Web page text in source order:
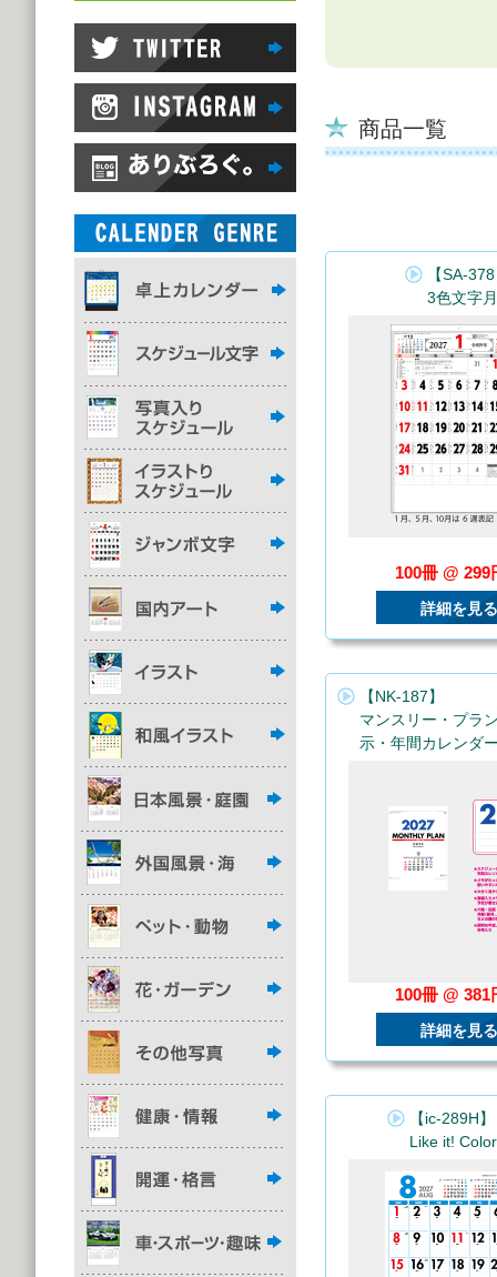
商品一覧
【SA-
3色文字
100冊 @ 299
詳細を見る
【NK-187】
マンスリー・プラ
示・年間カレンダ
100冊 @ 381
詳細を見る
【ic-289H】
Like it!